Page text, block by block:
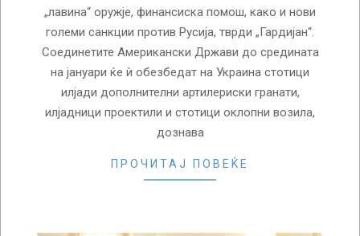
„лавина“ оружје, финансиска помош, како и нови
големи санкции против Русија, тврди „Гардијан“.
Соединетите Американски Држави до средината
на јануари ќе ѝ обезбедат на Украина стотици
илјади дополнителни артилериски гранати,
илјадници проектили и стотици оклопни возила,
дознава
ПРОЧИТАЈ ПОВЕЌЕ